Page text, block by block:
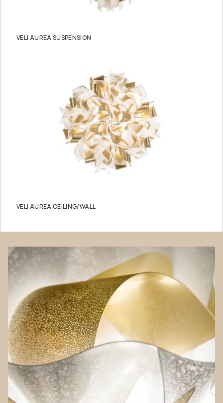
VELI AUREA SUSPENSION
VELI AUREA CEILING/WALL